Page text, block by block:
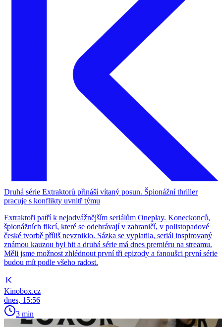
Druhá série Extraktorů přináší vítaný posun. Špionážní thriller
pracuje s konflikty uvnitř týmu
Extraktoři patří k nejodvážnějším seriálům Oneplay. Koneckonců,
špionážních fikcí, které se odehrávají v zahraničí, v polistopadové
české tvorbě příliš nevzniklo. Sázka se vyplatila, seriál inspirovaný
známou kauzou byl hit a druhá série má dnes premiéru na streamu.
Měli jsme možnost zhlédnout první tři epizody a fanoušci první série
budou mít podle všeho radost.
Kinobox.cz
dnes, 15:56
3 min